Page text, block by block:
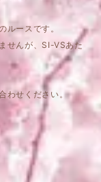
ルースです。
せんが、SI-VSあた
わせください。